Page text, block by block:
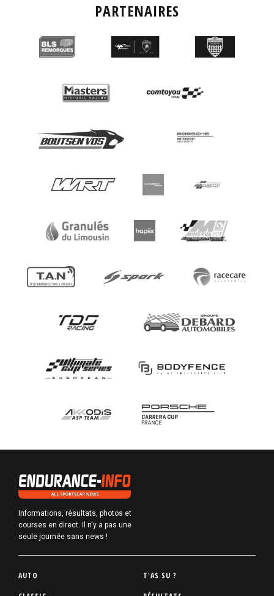
PARTENAIRES
Informations, résultats, photos et
courses en direct. Il n'y a pas une
seule journée sans news !
P
AUTO
T'AS SU ?